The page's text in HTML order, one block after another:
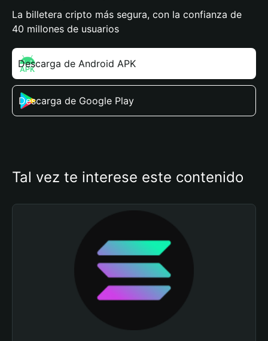
La billetera cripto más segura, con la confianza de
40 millones de usuarios
Descarga de Android APK
Descarga de Google Play
Tal vez te interese este contenido